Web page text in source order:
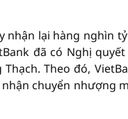
nhận lại hàng nghìn
đã có Nghị
Theo đó,
chuyển nhượng